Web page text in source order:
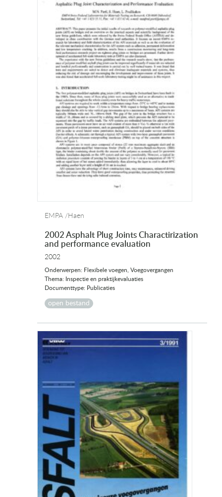
EMPA /Haen
2002 Asphalt Plug Joints Charactirization
and performance evaluation
2002
Onderwerpen: Flexibele voegen, Voegovergangen
Thema: Inspectie en praktijkevaluaties
Documenttype: Publicaties
open bestand